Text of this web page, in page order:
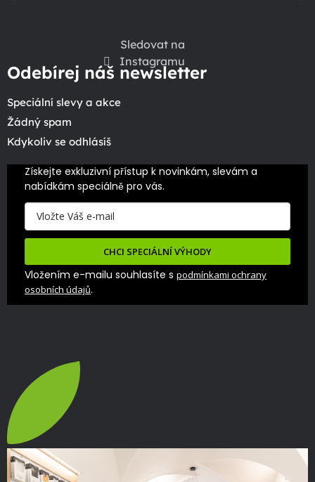
Sledovat na
Instagramu
Odebírej náš newsletter
Speciální slevy a akce
Žádný spam
Kdykoliv se odhlásíš
Získejte exkluzivní přístup k novinkám, slevám a
nabídkám speciálně pro vás.
CHCI SPECIÁLNÍ VÝHODY
Vložením e-mailu souhlasíte s podmínkami ochrany
osobních údajů.